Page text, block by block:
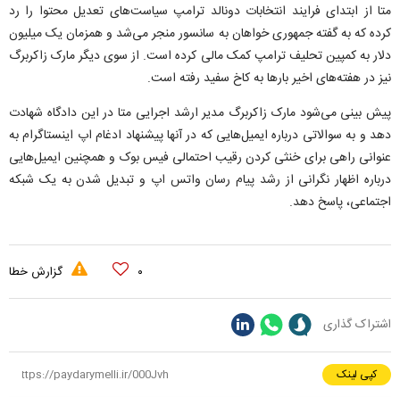
متا از ابتدای فرایند انتخابات دونالد ترامپ سیاست‌های تعدیل محتوا را رد
کرده که به گفته جمهوری خواهان به سانسور منجر می‌شد و همزمان یک میلیون
دلار به کمپین تحلیف ترامپ کمک مالی کرده است. از سوی دیگر مارک زاکربرگ
نیز در هفته‌های اخیر بارها به کاخ سفید رفته است.
پیش بینی می‌شود مارک زاکربرگ مدیر ارشد اجرایی متا در این دادگاه شهادت
دهد و به سوالاتی درباره ایمیل‌هایی که در آنها پیشنهاد ادغام اپ اینستاگرام به
عنوانی راهی برای خنثی کردن رقیب احتمالی فیس بوک و همچنین ایمیل‌هایی
درباره اظهار نگرانی از رشد پیام رسان واتس اپ و تبدیل شدن به یک شبکه
اجتماعی، پاسخ دهد.
۰ گزارش خطا
اشتراک گذاری
کپی لینک